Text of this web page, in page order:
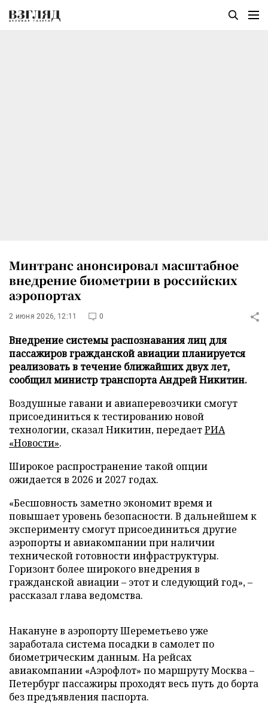
Минтранс анонсировал масштабное
внедрение биометрии в российских
аэропортах
2 июня 2026, 12:11 0
Внедрение системы распознавания лиц для
пассажиров гражданской авиации планируется
реализовать в течение ближайших двух лет,
сообщил министр транспорта Андрей Никитин.
Воздушные гавани и авиаперевозчики смогут
присоединиться к тестированию новой
технологии, сказал Никитин, передаетРИА
«Новости».
Широкое распространение такой опции
ожидается в 2026 и 2027 годах.
«Бесшовность заметно экономит время и
повышает уровень безопасности. В дальнейшем к
эксперименту смогут присоединиться другие
аэропорты и авиакомпании при наличии
технической готовности инфраструктуры.
Горизонт более широкого внедрения в
гражданской авиации – этот и следующий год», –
рассказал глава ведомства.
Накануне в аэропорту Шереметьево уже
заработала система посадки в самолет по
биометрическим данным. На рейсах
авиакомпании «Аэрофлот» по маршруту Москва –
Петербург пассажиры проходят весь путь до борта
без предъявления паспорта.